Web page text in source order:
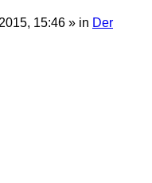
15:46 » in Der